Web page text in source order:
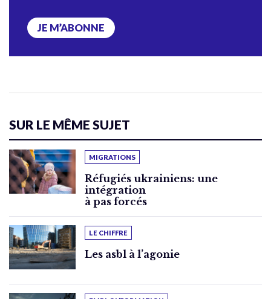
JE M’ABONNE
SUR LE MÊME SUJET
MIGRATIONS
Réfugiés ukrainiens: une
intégration
à pas forcés
LE CHIFFRE
Les asbl à l’agonie